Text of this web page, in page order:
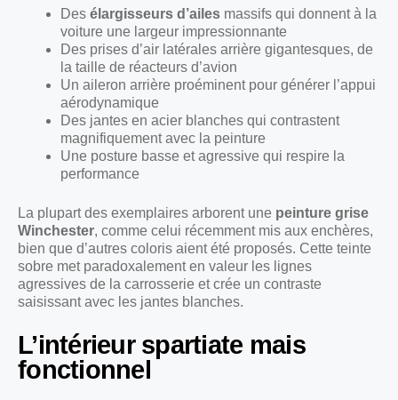
Des élargisseurs d’ailes massifs qui donnent à la
voiture une largeur impressionnante
Des prises d’air latérales arrière gigantesques, de
la taille de réacteurs d’avion
Un aileron arrière proéminent pour générer l’appui
aérodynamique
Des jantes en acier blanches qui contrastent
magnifiquement avec la peinture
Une posture basse et agressive qui respire la
performance
La plupart des exemplaires arborent une peinture grise
Winchester, comme celui récemment mis aux enchères,
bien que d’autres coloris aient été proposés. Cette teinte
sobre met paradoxalement en valeur les lignes
agressives de la carrosserie et crée un contraste
saisissant avec les jantes blanches.
L’intérieur spartiate mais
fonctionnel